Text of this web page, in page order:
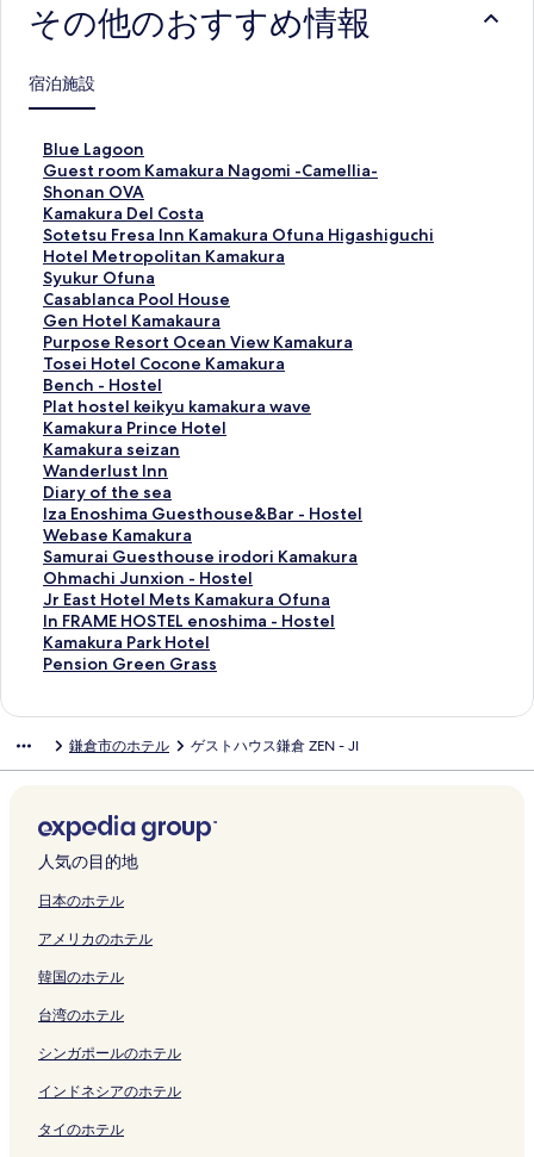
その他のおすすめ情報
宿泊施設
Blue Lagoon
B
l
u
e
L
a
g
o
o
n
の
ペ
ー
ジ
を
開
く
リ
ン
ク
Guest room Kamakura Nagomi -Camellia-
G
u
e
s
t
r
o
o
m
K
a
m
a
k
u
r
a
N
a
g
o
m
i
-
l
a
-
の
ペ
ジ
開
く
リ
ン
Shonan OVA
S
h
o
n
a
n
O
V
A
の
ペ
ー
ジ
を
開
く
リ
ン
ク
Kamakura Del Costa
K
a
m
a
k
u
r
a
D
e
l
C
o
s
t
a
の
ペ
ー
ジ
を
開
ク
Sotetsu Fresa Inn Kamakura Ofuna Higashiguchi
S
o
t
e
t
s
u
F
r
e
s
a
I
n
n
K
a
m
a
k
u
u
H
i
a
h
g
u
c
h
の
ー
Hotel Metropolitan Kamakura
H
o
t
e
l
M
e
t
r
o
p
o
l
i
t
a
n
K
a
m
a
ー
ジ
を
開
リ
ク
Syukur Ofuna
S
y
u
k
u
r
O
f
u
n
a
の
ペ
ー
ジ
を
開
く
リ
Casablanca Pool House
C
a
s
a
b
l
a
n
c
a
P
o
o
l
H
o
u
s
ー
ジ
く
リ
ン
ク
Gen Hotel Kamakaura
G
e
n
H
o
t
e
l
K
a
m
a
k
a
u
r
a
ジ
を
リ
ン
ク
Purpose Resort Ocean View Kamakura
P
u
r
p
o
s
e
R
e
s
o
r
t
O
c
e
e
a
m
k
r
の
ペ
ー
ジ
開
リ
Tosei Hotel Cocone Kamakura
T
o
s
e
i
H
o
t
e
l
C
o
c
o
n
m
a
r
a
の
ペ
ジ
開
く
リ
ン
Bench - Hostel
B
e
n
c
h
-
H
o
s
t
e
l
の
ペ
開
く
ク
Plat hostel keikyu kamakura wave
P
l
a
t
h
o
s
t
e
l
k
e
i
a
k
u
a
a
e
の
ペ
ー
を
く
Kamakura Prince Hotel
K
a
m
a
k
u
r
a
P
r
i
n
t
の
ペ
ー
ジ
開
リ
ン
ク
Kamakura seizan
K
a
m
a
k
u
r
a
s
e
i
の
ペ
を
開
く
リ
ク
Wanderlust Inn
W
a
n
d
e
r
l
u
s
t
の
ペ
を
開
く
リ
ク
Diary of the sea
D
i
a
r
y
o
f
t
h
の
ジ
を
開
く
ン
Iza Enoshima Guesthouse&Bar - Hostel
I
z
a
E
n
o
s
h
G
u
t
h
u
e
B
a
r
-
o
t
Webase Kamakura
W
e
b
a
s
e
K
u
の
ペ
ー
ジ
開
リ
ン
ク
Samurai Guesthouse irodori Kamakura
S
a
m
u
r
a
s
o
u
e
r
d
o
r
i
a
a
Ohmachi Junxion - Hostel
O
h
m
a
c
n
o
n
H
s
e
l
の
ペ
ジ
開
Jr East Hotel Mets Kamakura Ofuna
J
r
E
a
t
M
e
s
a
a
k
u
r
O
u
In FRAME HOSTEL enoshima - Hostel
I
n
F
H
T
E
e
o
h
i
m
a
H
s
Kamakura Park Hotel
K
a
r
a
r
H
t
l
の
ペ
ー
を
く
Pension Green Grass
P
o
r
e
n
r
s
s
の
ペ
ジ
開
鎌倉市のホテル ゲストハウス鎌倉 ZEN - JI
人気の目的地
日本のホテル
アメリカのホテル
韓国のホテル
台湾のホテル
シンガポールのホテル
インドネシアのホテル
タイのホテル